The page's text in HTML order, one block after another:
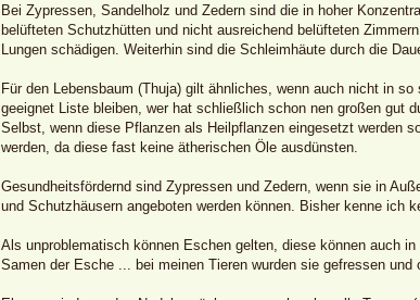
Bei Zypressen, Sandelholz und Zedern sind die in hoher
belüfteten Schutzhütten und nicht ausreichend belüfteten
Lungen schädigen. Weiterhin sind die Schleimhäute durch die
Für den Lebensbaum (Thuja) gilt ähnliches, wenn auch nicht in
geeignet Liste bleiben, wer hat schließlich schon nen großen gut
Selbst, wenn diese Pflanzen als Heilpflanzen eingesetzt werden
werden, da diese fast keine ätherischen Öle ausdünsten.
Gesundheitsfördernd sind Zypressen und Zedern, wenn sie in
und Schutzhäusern angeboten werden können. Bisher kenne ich
Als unproblematisch können Eschen gelten, diese können auch
Samen der Esche ... bei meinen Tieren wurden sie gefressen